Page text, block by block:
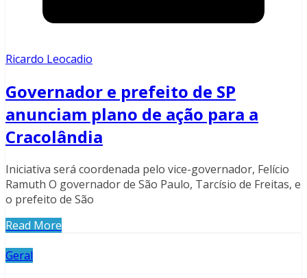
Ricardo Leocadio
Governador e prefeito de SP
anunciam plano de ação para a
Cracolândia
Iniciativa será coordenada pelo vice-governador, Felício
Ramuth O governador de São Paulo, Tarcísio de Freitas, e
o prefeito de São
Read More
Geral